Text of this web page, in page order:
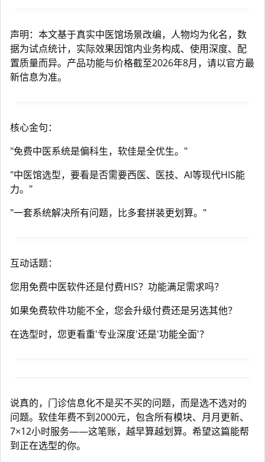
声明：本文基于真实中医馆场景改编，人物均为化名，数
据为试点统计，实际效果因馆内业务构成、使用深度、配
置质量而异。产品功能与价格截至2026年8月，请以官方最
新信息为准。
核心金句：
"免费中医系统是偏科生，软佳是全优生。"
"中医馆选型，要看是否需要西医、医技、AI等现代HIS能
力。"
"一套系统解决所有问题，比多套拼装更划算。"
互动话题：
您用免费中医软件还是付费HIS？功能满足需求吗？
如果免费软件功能不全，您会升级付费还是另选其他？
在选型时，您更看重'专业深度'还是'功能全面'？
说真的，门诊信息化不是买不买的问题，而是选不选对的
问题。软佳年费不到2000元，包含所有模块、月月更新、
7×12小时服务——这笔账，越早算越划算。希望这篇能帮
到正在选型的你。